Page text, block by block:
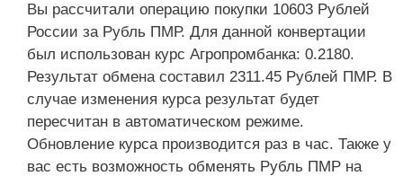
Вы рассчитали операцию покупки 10603 Рублей
России за Рубль ПМР. Для данной конвертации
был использован курс Агропромбанка: 0.2180.
Результат обмена составил 2311.45 Рублей ПМР. В
случае изменения курса результат будет
пересчитан в автоматическом режиме.
Обновление курса производится раз в час. Также у
вас есть возможность обменять Рубль ПМР на